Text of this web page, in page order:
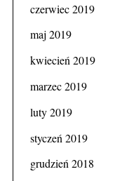
czerwiec 2019
maj 2019
kwiecień 2019
marzec 2019
luty 2019
styczeń 2019
grudzień 2018